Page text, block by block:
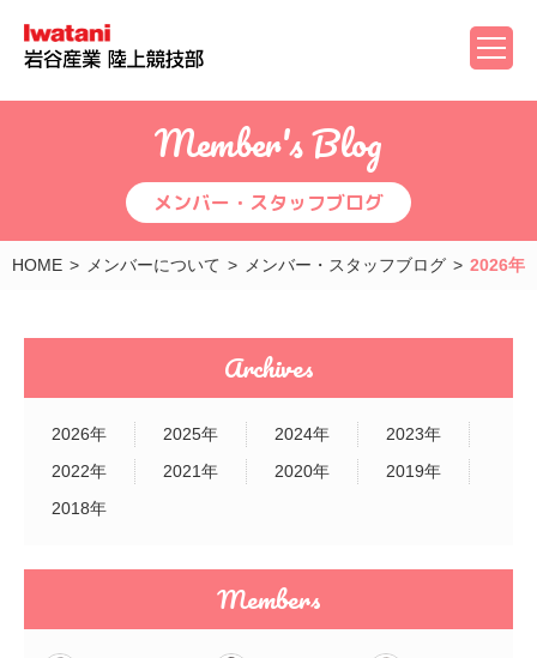
Member's Blog
メンバー・スタッフブログ
HOME メンバーについて メンバー・スタッフブログ 2026年
Archives
2026年 2025年 2024年
2023年
2022年
2021年 2020年
2019年
2018年
Members